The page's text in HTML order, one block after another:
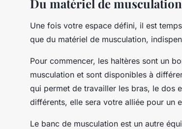
Du matériel de
Une fois votre espace défini, il est
que du matériel de musculation,
Pour commencer, les haltères sont un
musculation et sont disponibles à
qui permet de travailler les bras, le dos
différents, elle sera votre alliée pour un
Le banc de musculation est un autre